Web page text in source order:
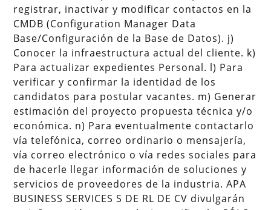
registrar, inactivar y modificar contactos en la
CMDB (Configuration Manager Data
Base/Configuración de la Base de Datos). j)
Conocer la infraestructura actual del cliente. k)
Para actualizar expedientes Personal. l) Para
verificar y confirmar la identidad de los
candidatos para postular vacantes. m) Generar
estimación del proyecto propuesta técnica y/o
económica. n) Para eventualmente contactarlo
vía telefónica, correo ordinario o mensajería,
vía correo electrónico o vía redes sociales para
de hacerle llegar información de soluciones y
servicios de proveedores de la industria. APA
BUSINESS SERVICES S DE RL DE CV divulgarán